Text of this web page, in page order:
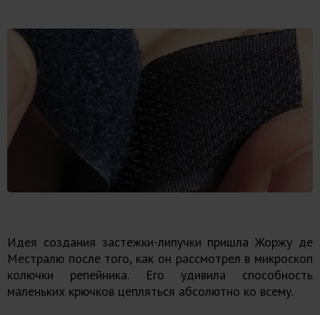
Идея создания застежки-липучки пришла Жоржу де
Местралю после того, как он рассмотрел в микроскоп
колючки репейника. Его удивила способность
маленьких крючков цепляться абсолютно ко всему.